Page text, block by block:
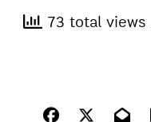
73 total views